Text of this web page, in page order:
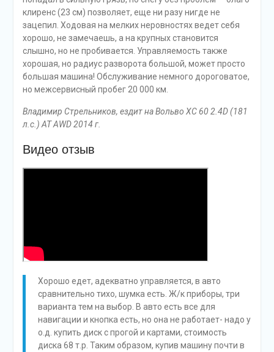
клиренс (23 см) позволяет, еще ни разу нигде не
зацепил. Ходовая на мелких неровностях ведет себя
хорошо, не замечаешь, а на крупных становится
слышно, но не пробивается. Управляемость также
хорошая, но радиус разворота большой, может просто
большая машина! Обслуживание немного дороговатое,
но межсервисный пробег 20 000 км.
Владимир Стрельников, ездит на Вольво ХС 60 2.4D (181
л.с.) AT AWD 2014 г.
Видео отзыв
Хорошо едет, адекватно управляется, в авто
сравнительно тихо, шумка есть. Ж/к приборы, три
варианта тем на выбор. В авто есть все для
навигации и кнопка есть, но она не работает- надо у
о.д. купить диск с прогой и картами, стоимость
диска 68 т.р. Таким образом, купив машину почти в